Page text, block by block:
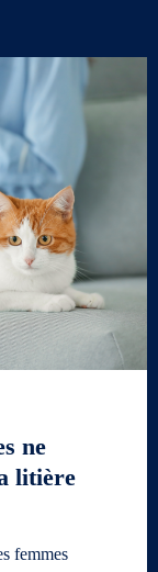
ne
litière
femmes